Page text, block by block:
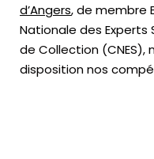
d’Angers, de membre
Nationale des Experts
de Collection (CNES),
disposition nos